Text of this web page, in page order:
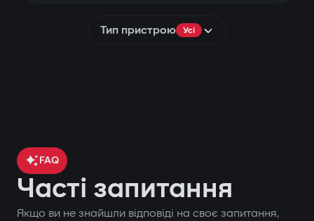
Тип пристрою Усі
FAQ
Часті запитання
Якщо ви не знайшли відповіді на своє запитання,